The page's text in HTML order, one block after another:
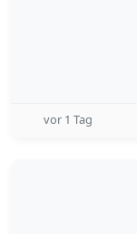
vor 1 Tag